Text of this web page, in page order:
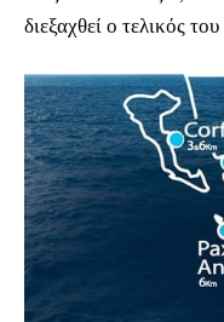
διεξαχθεί ο τελικός